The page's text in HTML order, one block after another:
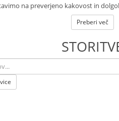
na preverjeno kakovost in
Preberi več